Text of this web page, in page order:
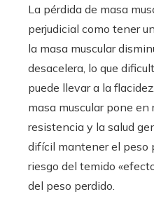
La pérdida de masa
perjudicial como tener
la masa muscular
desacelera, lo que
puede llevar a la
masa muscular pone en
resistencia y la salud
difícil mantener el peso
riesgo del temido
del peso perdido.